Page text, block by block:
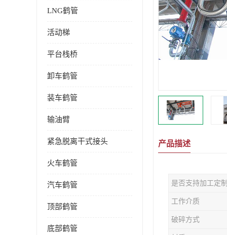
LNG鹤管
活动梯
平台栈桥
卸车鹤管
装车鹤管
输油臂
紧急脱离干式接头
火车鹤管
汽车鹤管
顶部鹤管
底部鹤管
产品描述
是否支持加工定制
工作介质
破碎方式